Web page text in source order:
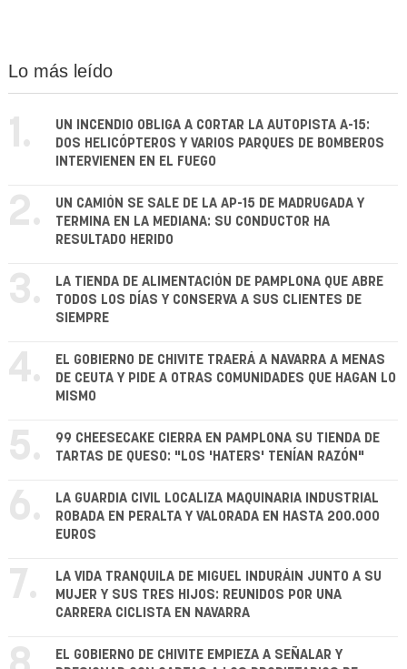
Lo más leído
1.
UN INCENDIO OBLIGA A CORTAR LA AUTOPISTA A-15:
DOS HELICÓPTEROS Y VARIOS PARQUES DE BOMBEROS
INTERVIENEN EN EL FUEGO
2.
UN CAMIÓN SE SALE DE LA AP-15 DE MADRUGADA Y
TERMINA EN LA MEDIANA: SU CONDUCTOR HA
RESULTADO HERIDO
3.
LA TIENDA DE ALIMENTACIÓN DE PAMPLONA QUE ABRE
TODOS LOS DÍAS Y CONSERVA A SUS CLIENTES DE
SIEMPRE
4.
EL GOBIERNO DE CHIVITE TRAERÁ A NAVARRA A MENAS
DE CEUTA Y PIDE A OTRAS COMUNIDADES QUE HAGAN LO
MISMO
5.
99 CHEESECAKE CIERRA EN PAMPLONA SU TIENDA DE
TARTAS DE QUESO: "LOS 'HATERS' TENÍAN RAZÓN"
6.
LA GUARDIA CIVIL LOCALIZA MAQUINARIA INDUSTRIAL
ROBADA EN PERALTA Y VALORADA EN HASTA 200.000
EUROS
7.
LA VIDA TRANQUILA DE MIGUEL INDURÁIN JUNTO A SU
MUJER Y SUS TRES HIJOS: REUNIDOS POR UNA
CARRERA CICLISTA EN NAVARRA
EL GOBIERNO DE CHIVITE EMPIEZA A SEÑALAR Y